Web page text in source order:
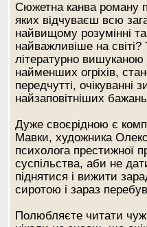
Сюжетна канва роману
яких відчуваєш всю
найвищому розумінні
найважливіше на
літературно
найменших огріхів,
передчутті, очікуванні
найзаповітніших
Дуже своєрідною є
Мавки, художника
психолога престижної
суспільства, аби не
піднятися і вижити
сиротою і зараз
Полюбляєте читати